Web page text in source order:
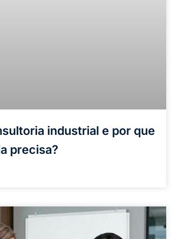
industrial e por que
precisa?